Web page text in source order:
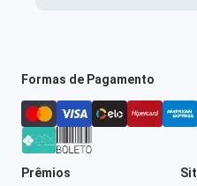
Formas de Pagamento
Prêmios